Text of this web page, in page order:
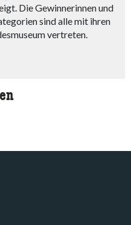
Die Gewinnerinnen und
sind alle mit ihren
vertreten.